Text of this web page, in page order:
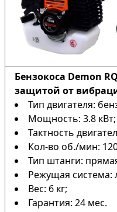
Бензокоса Demon
защитой от
Тип двигателя:
Мощность: 3.8 кВт;
Тактность
Кол-во об./мин:
Тип штанги:
Режущая система:
Вес: 6 кг;
Гарантия: 24 мес.